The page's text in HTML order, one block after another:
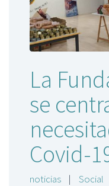
La
se
Covid-
noticias | Social